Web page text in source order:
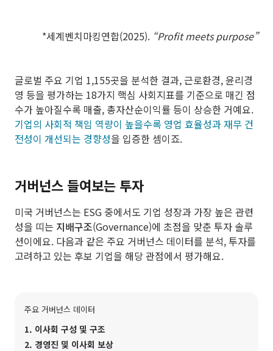
*세계벤치마킹연합(2025). “Profit meets purpose”
글로벌 주요 기업 1,155곳을 분석한 결과, 근로환경, 윤리경
영 등을 평가하는 18가지 핵심 사회지표를 기준으로 매긴 점
수가 높아질수록 매출, 총자산순이익률 등이 상승한 거예요.
기업의 사회적 책임 역량이 높을수록 영업 효율성과 재무 건
전성이 개선되는 경향성을 입증한 셈이죠.
거버넌스 들여보는 투자
미국 거버넌스는 ESG 중에서도 기업 성장과 가장 높은 관련
성을 띠는 지배구조(Governance)에 초점을 맞춘 투자 솔루
션이에요. 다음과 같은 주요 거버넌스 데이터를 분석, 투자를
고려하고 있는 후보 기업을 해당 관점에서 평가해요.
주요 거버넌스 데이터
1. 이사회 구성 및 구조
2. 경영진 및 이사회 보상